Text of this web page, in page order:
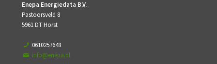
Enepa Energiedata B.V.
Pastoorsveld 8
5961 DT Horst
0610257648
info@enepa.nl